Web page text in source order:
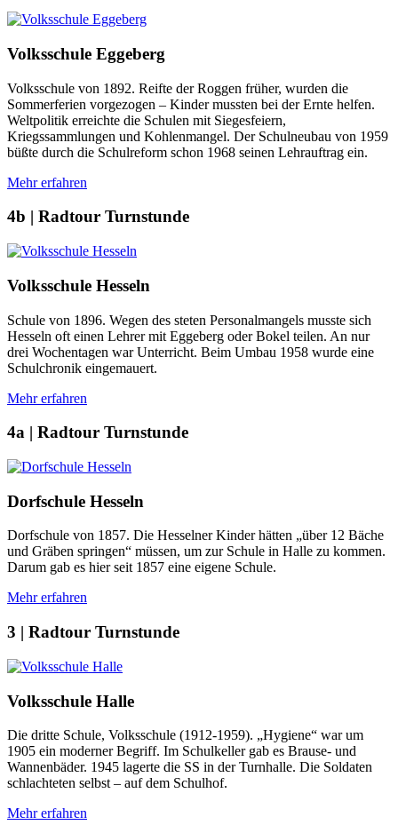
Volksschule Eggeberg
Volksschule von 1892. Reifte der Roggen früher, wurden die
Sommerferien vorgezogen – Kinder mussten bei der Ernte helfen.
Weltpolitik erreichte die Schulen mit Siegesfeiern,
Kriegssammlungen und Kohlenmangel. Der Schulneubau von 1959
büßte durch die Schulreform schon 1968 seinen Lehrauftrag ein.
Mehr erfahren
4b | Radtour Turnstunde
Volksschule Hesseln
Schule von 1896. Wegen des steten Personalmangels musste sich
Hesseln oft einen Lehrer mit Eggeberg oder Bokel teilen. An nur
drei Wochentagen war Unterricht. Beim Umbau 1958 wurde eine
Schulchronik eingemauert.
Mehr erfahren
4a | Radtour Turnstunde
Dorfschule Hesseln
Dorfschule von 1857. Die Hesselner Kinder hätten „über 12 Bäche
und Gräben springen“ müssen, um zur Schule in Halle zu kommen.
Darum gab es hier seit 1857 eine eigene Schule.
Mehr erfahren
3 | Radtour Turnstunde
Volksschule Halle
Die dritte Schule, Volksschule (1912-1959). „Hygiene“ war um
1905 ein moderner Begriff. Im Schulkeller gab es Brause- und
Wannenbäder. 1945 lagerte die SS in der Turnhalle. Die Soldaten
schlachteten selbst – auf dem Schulhof.
Mehr erfahren